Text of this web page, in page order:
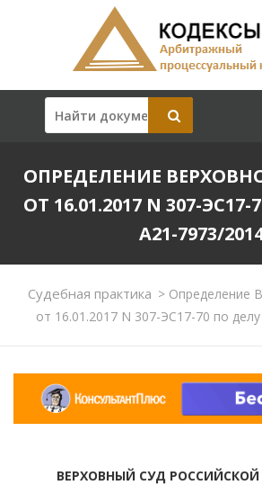
ОПРЕДЕЛЕНИЕ
ОТ 16.01.2017 N 307-
А21-7973/
Судебная практика >Определение
от 16.01.2017 N 307-ЭС17-70 по
ВЕРХОВНЫЙ СУД